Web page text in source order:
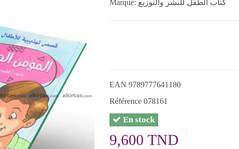
Marque: كتاب الطفل للنشر والتوزيع
EAN 9789777641180
Référence 078161
En stock
9,600 TND